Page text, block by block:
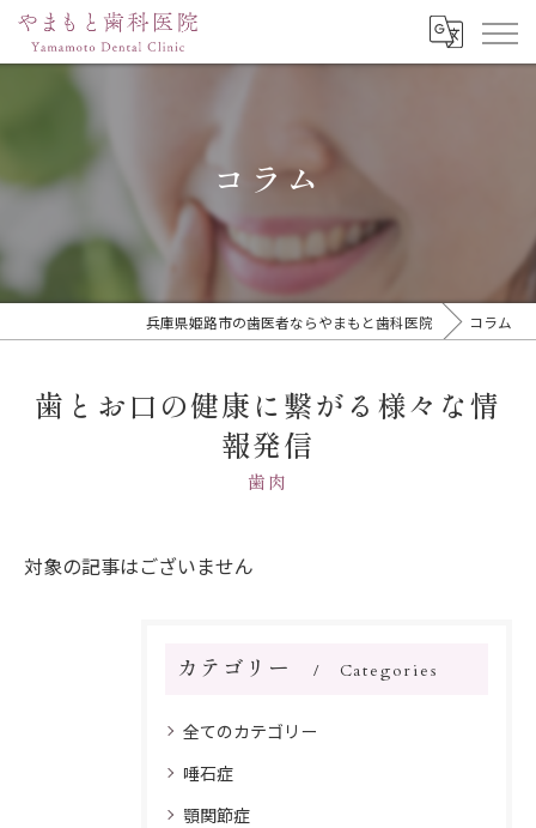
コラム
兵庫県姫路市の歯医者ならやまもと歯科医院 コラム
歯とお口の健康に繋がる様々な情
報発信
歯肉
対象の記事はございません
カテゴリー Categories
全てのカテゴリー
唾石症
顎関節症